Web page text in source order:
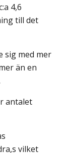
4,6
till det
sig med mer
än en
antalet
vilket